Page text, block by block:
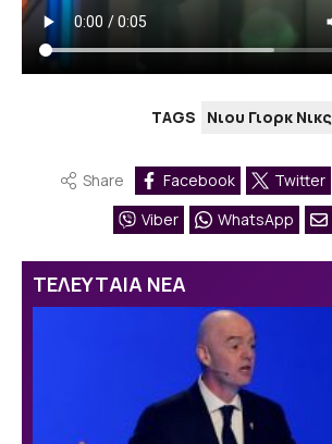
TAGS Νιου Γιορκ Νικς
Share Facebook Twitter
Viber
WhatsApp
ΤΕΛΕΥΤΑΙΑ ΝΕΑ